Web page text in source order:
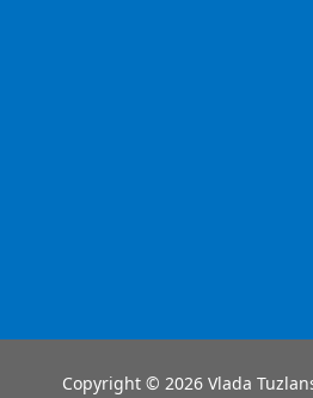
Copyright © 2026 Vlada